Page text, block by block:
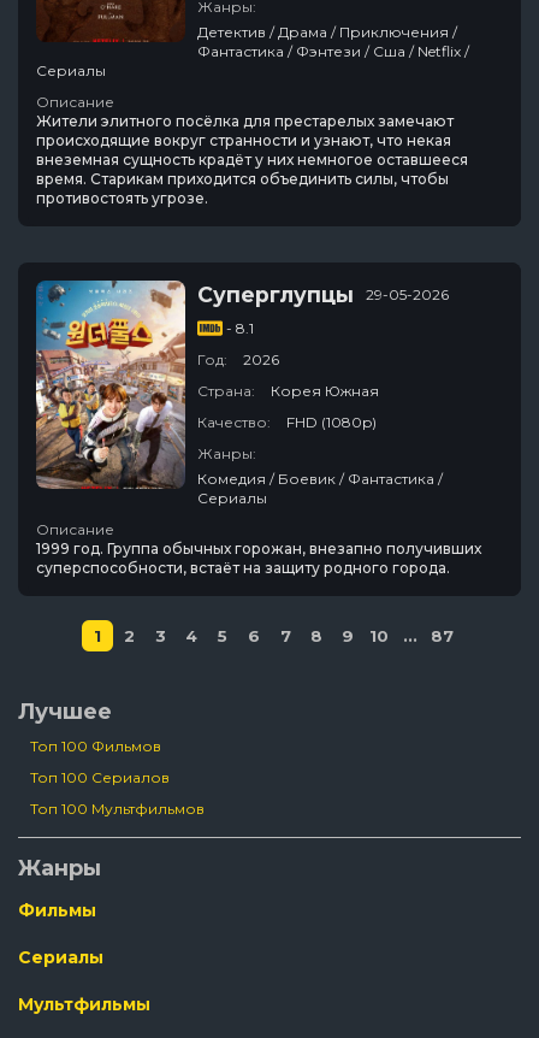
Жанры:
Детектив / Драма / Приключения /
Фантастика / Фэнтези / Сша / Netflix /
Сериалы
Описание
Жители элитного посёлка для престарелых замечают
происходящие вокруг странности и узнают, что некая
внеземная сущность крадёт у них немногое оставшееся
время. Старикам приходится объединить силы, чтобы
противостоять угрозе.
Суперглупцы
29-05-2026
- 8.1
Год:
2026
Страна:
Корея Южная
Качество:
FHD (1080p)
Жанры:
Комедия / Боевик / Фантастика /
Сериалы
Описание
1999 год. Группа обычных горожан, внезапно получивших
суперспособности, встаёт на защиту родного города.
1 2 3 4 5 6 7 8 9 10 ... 87
Лучшее
Топ 100 Фильмов
Топ 100 Сериалов
Топ 100 Мультфильмов
Жанры
Фильмы
Сериалы
Мультфильмы